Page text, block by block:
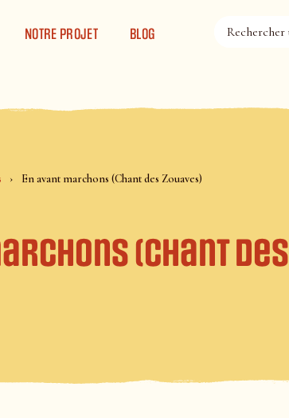
NOTRE PROJET BLOG
En avant marchons (Chant des Zouaves)
(Chant des